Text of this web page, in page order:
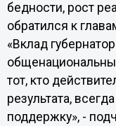
бедности, рост
обратился к
«Вклад
тот, кто
результата,
поддержку», -